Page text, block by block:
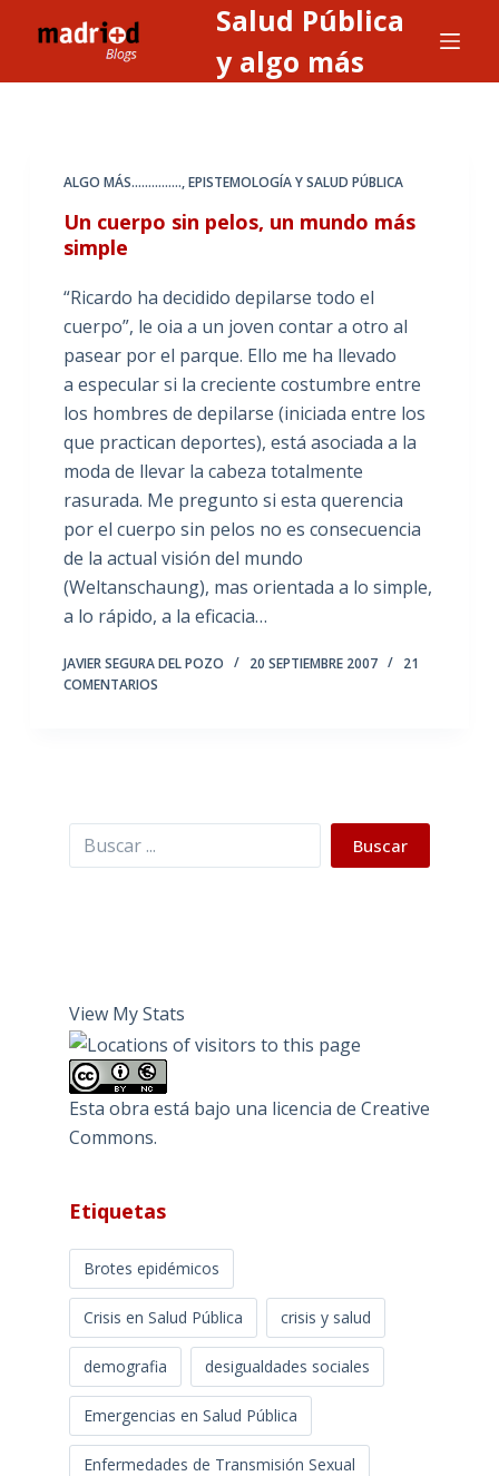
l
Salud Pública
y algo más
ALGO MÁS...............,EPISTEMOLOGÍA Y SALUD PÚBLICA
Un cuerpo sin pelos, un mundo más
simple
“Ricardo ha decidido depilarse todo el
cuerpo”, le oia a un joven contar a otro al
pasear por el parque. Ello me ha llevado
a especular si la creciente costumbre entre
los hombres de depilarse (iniciada entre los
que practican deportes), está asociada a la
moda de llevar la cabeza totalmente
rasurada. Me pregunto si esta querencia
por el cuerpo sin pelos no es consecuencia
de la actual visión del mundo
(Weltanschaung), mas orientada a lo simple,
a lo rápido, a la eficacia…
JAVIER SEGURA DEL POZO 20 SEPTIEMBRE 2007
21
COMENTARIOS
Buscar Buscar
View My Stats
Esta obra está bajo una licencia de Creative
Commons.
Etiquetas
Brotes epidémicos
Crisis en Salud Pública crisis y salud
demografia desigualdades sociales
Emergencias en Salud Pública
Enfermedades de Transmisión Sexual